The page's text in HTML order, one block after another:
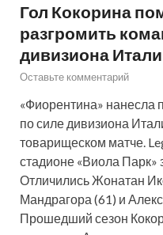
Гол Кокорина
разгромить
дивизиона
Оставьте комментарий
«Фиорентина» нанесла
по силе дивизиона
товарищеском матче.
стадионе «Виола Парк»
Отличились Жонатан
Мандрагора (61) и
Прошедший сезон